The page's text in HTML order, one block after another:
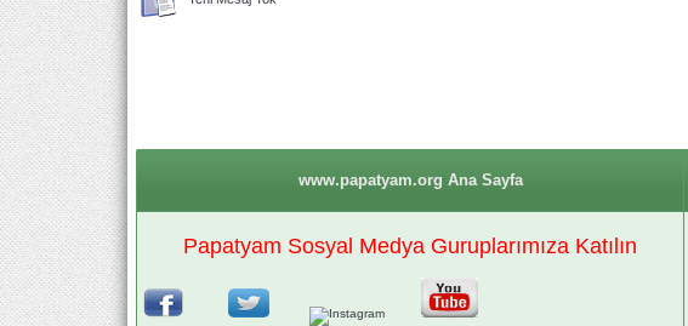
www.papatyam.org Ana Sayfa
Papatyam Sosyal Medya Guruplarımıza Katılın